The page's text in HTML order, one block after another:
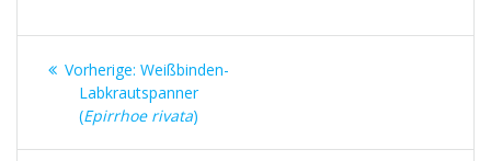
Beitragsnavigation
Vorherige: Vorheriger
Beitrag:
Weißbinden-
Labkrautspanner
(Epirrhoe rivata)